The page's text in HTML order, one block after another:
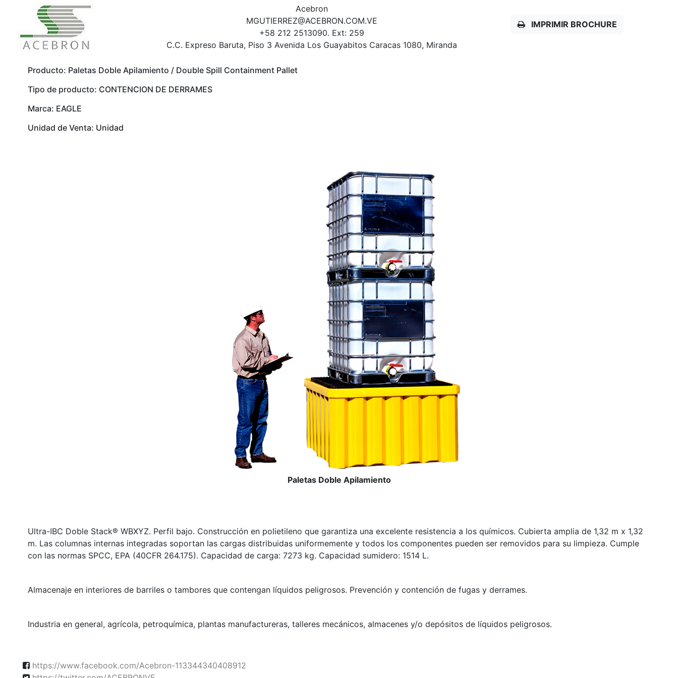
Acebron
MGUTIERREZ@ACEBRON.COM.VE
+58 212 2513090. Ext: 259
C.C. Expreso Baruta, Piso 3 Avenida Los Guayabitos Caracas 1080, Miranda
IMPRIMIR BROCHURE
Producto: Paletas Doble Apilamiento / Double Spill Containment Pallet
Tipo de producto: CONTENCION DE DERRAMES
Marca: EAGLE
Unidad de Venta: Unidad
Paletas Doble Apilamiento
Ultra-IBC Doble Stack® WBXYZ. Perfil bajo. Construcción en polietileno que garantiza una excelente resistencia a los químicos. Cubierta amplia de 1,32 m x 1,32
m. Las columnas internas integradas soportan las cargas distribuidas uniformemente y todos los componentes pueden ser removidos para su limpieza. Cumple
con las normas SPCC, EPA (40CFR 264.175). Capacidad de carga: 7273 kg. Capacidad sumidero: 1514 L.
Almacenaje en interiores de barriles o tambores que contengan líquidos peligrosos. Prevención y contención de fugas y derrames.
Industria en general, agrícola, petroquímica, plantas manufactureras, talleres mecánicos, almacenes y/o depósitos de líquidos peligrosos.
https://www.facebook.com/Acebron-113344340408912